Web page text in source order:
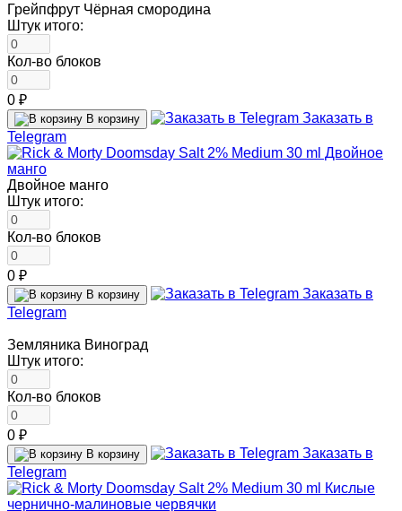
Грейпфрут Чёрная смородина
Штук итого:
Кол-во блоков
0 ₽
В корзину
Заказать в
Telegram
Двойное манго
Штук итого:
Кол-во блоков
0 ₽
В корзину
Заказать в
Telegram
Земляника Виноград
Штук итого:
Кол-во блоков
0 ₽
В корзину
Заказать в
Telegram